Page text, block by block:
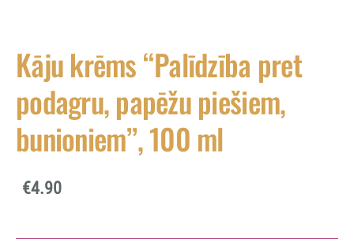
Kāju krēms “Palīdzība pret
podagru, papēžu piešiem,
bunioniem”, 100 ml
€4.90